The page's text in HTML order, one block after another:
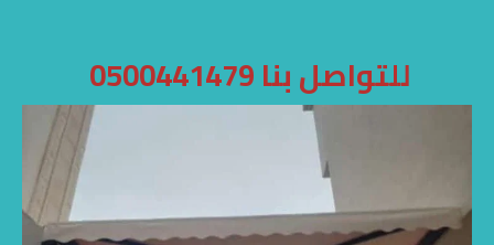
للتواصل بنا 0500441479